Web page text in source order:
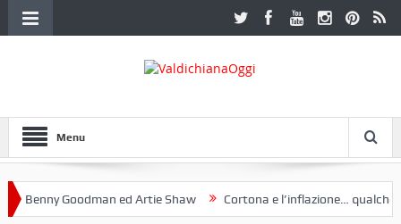
Menu
Goodman ed Artie Shaw Cortona e l’inflazione… qualche